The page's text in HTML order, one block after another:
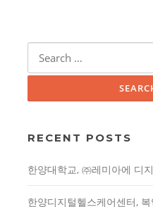
RECENT POSTS
한양대학교, ㈜레미아에 디
한양디지털헬스케어센터,